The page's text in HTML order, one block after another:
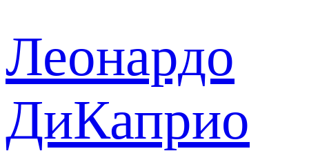
Леонардо
ДиКаприо